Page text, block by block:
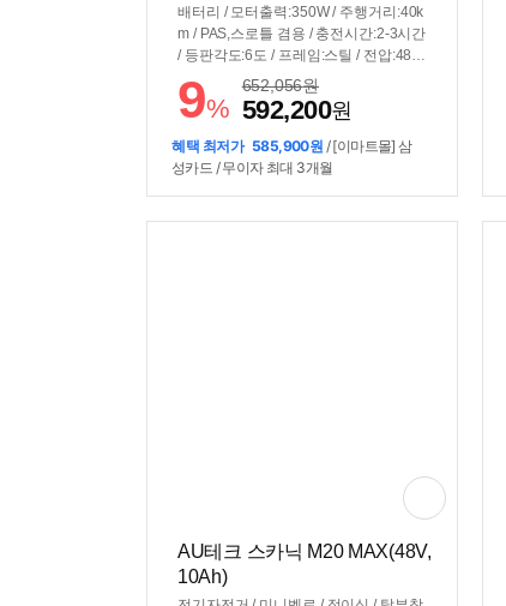
배터리 / 모터출력:350W / 주행거리:40k
m / PAS,스로틀 겸용 / 충전시간:2-3시간
/ 등판각도:6도 / 프레임:스틸 / 전압:48V
/ 용량:5.2Ah / 전력량:249Wh / 바퀴:51c
m(20인치) / 1단 / 최고속도:24km/h / 드
럼브레이크+서보브레이크 / 라이저바 /
서스펜션:전륜 / 짐받이 / 흙받이 / LED계
기판 / 후미등 / 크기(가로x세로x폭): 150
9%
652,056원
592,200원
혜택 최저가 585,900원 / [이마트몰] 삼
성카드 / 무이자 최대 3개월
AU테크 스카닉 M20 MAX(48V,
10Ah)